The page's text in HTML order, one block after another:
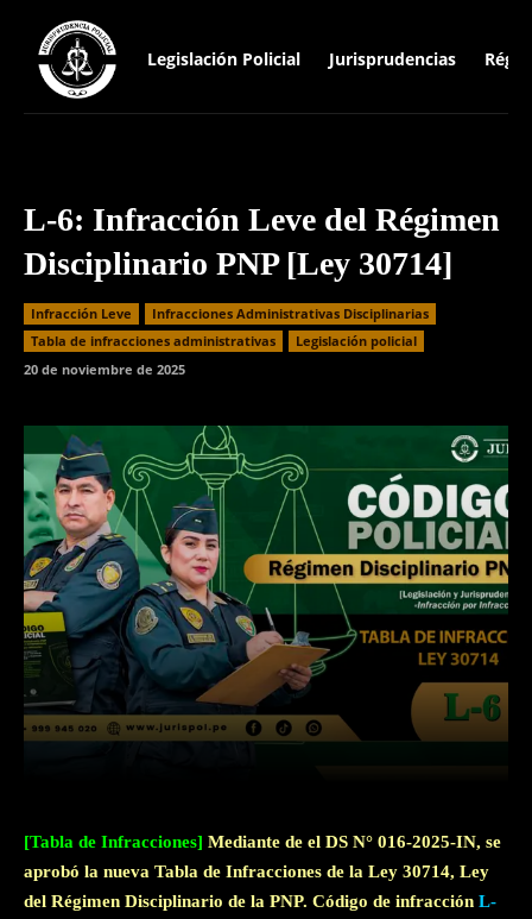
Legislación Policial Jurisprudencias
L-6: Infracción Leve del Régimen
Disciplinario PNP [Ley 30714]
Infracción Leve
Infracciones Administrativas Disciplinarias
⁠Tabla de infracciones administrativas
Legislación policial
20 de noviembre de 2025
Twitter
[Tabla de Infracciones] Mediante de el DS N° 016-2025-IN, se
aprobó la nueva Tabla de Infracciones de la Ley 30714, Ley
del Régimen Disciplinario de la PNP. Código de infracción L-